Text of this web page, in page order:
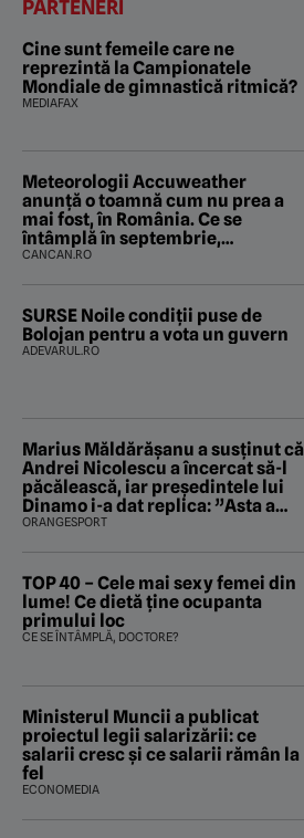
PARTENERI
Cine sunt femeile care ne
reprezintă la Campionatele
Mondiale de gimnastică ritmică?
MEDIAFAX
Meteorologii Accuweather
anunță o toamnă cum nu prea a
mai fost, în România. Ce se
întâmplă în septembrie,
octombrie și noiembrie 2026, în
CANCAN.RO
SURSE Noile condiții puse de
Bolojan pentru a vota un guvern
ADEVARUL.RO
Marius Măldărăşanu a susţinut că
Andrei Nicolescu a încercat să-l
păcălească, iar preşedintele lui
Dinamo i-a dat replica: ”Asta a
fost istoria”
ORANGESPORT
TOP 40 – Cele mai sexy femei din
lume! Ce dietă ține ocupanta
primului loc
CE SE ÎNTÂMPLĂ, DOCTORE?
Ministerul Muncii a publicat
proiectul legii salarizării: ce
salarii cresc și ce salarii rămân la
fel
ECONOMEDIA